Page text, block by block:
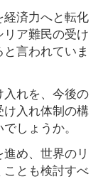
済力へと転化
ア難民の受け
言われていま
れを、今後の
入れ体制の構
しょうか。
め、世界のリ
とも検討すべ